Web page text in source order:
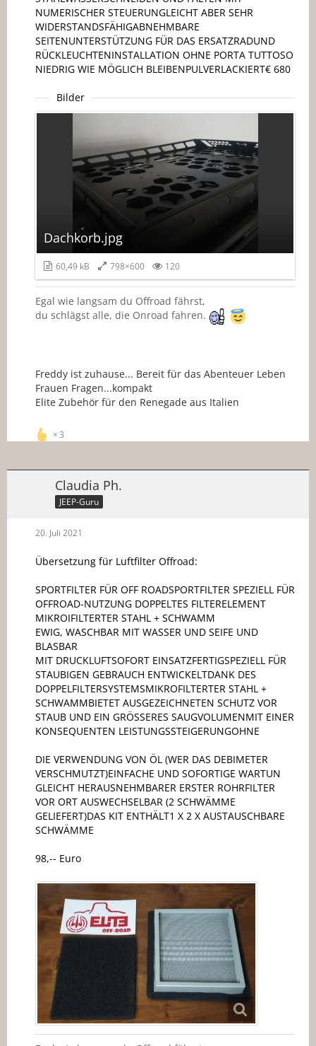
NUMERISCHER STEUERUNGLEICHT ABER SEHR
WIDERSTANDSFÄHIGABNEHMBARE
SEITENUNTERSTÜTZUNG FÜR DAS ERSATZRADUND
RÜCKLEUCHTENINSTALLATION OHNE PORTA TUTTOSO
NIEDRIG WIE MÖGLICH BLEIBENPULVERLACKIERT€ 680
Bilder
Dachkorb.jpg
60,49 kB 798×600 120
Egal wie langsam du Offroad fährst,
du schlägst alle, die Onroad fahren.
Freddy ist zuhause... Bereit für das Abenteuer Leben
Frauen Fragen...kompakt
Elite Zubehör für den Renegade aus Italien
3
Claudia Ph.
JEEP-Guru
20. Juli 2021
Übersetzung für Luftfilter Offroad:
SPORTFILTER FÜR OFF ROADSPORTFILTER SPEZIELL FÜR
OFFROAD-NUTZUNG DOPPELTES FILTERELEMENT
MIKROIFILTERTER STAHL + SCHWAMM
EWIG, WASCHBAR MIT WASSER UND SEIFE UND
BLASBAR
MIT DRUCKLUFTSOFORT EINSATZFERTIGSPEZIELL FÜR
STAUBIGEN GEBRAUCH ENTWICKELTDANK DES
DOPPELFILTERSYSTEMSMIKROFILTERTER STAHL +
SCHWAMMBIETET AUSGEZEICHNETEN SCHUTZ VOR
STAUB UND EIN GRÖSSERES SAUGVOLUMENMIT EINER
KONSEQUENTEN LEISTUNGSSTEIGERUNGOHNE
DIE VERWENDUNG VON ÖL (WER DAS DEBIMETER
VERSCHMUTZT)EINFACHE UND SOFORTIGE WARTUN
GLEICHT HERAUSNEHMBARER ERSTER ROHRFILTER
VOR ORT AUSWECHSELBAR (2 SCHWÄMME
GELIEFERT)DAS KIT ENTHÄLT1 X 2 X AUSTAUSCHBARE
SCHWÄMME
98,-- Euro